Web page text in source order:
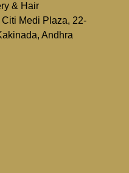
& Hair
Medi Plaza, 22-
Andhra